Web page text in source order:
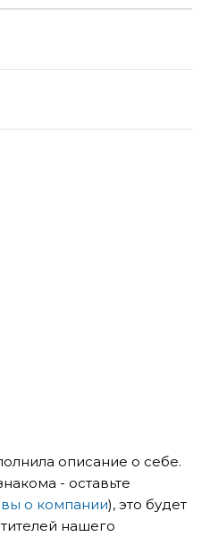
описание о себе.
- оставьте
о компании), это будет
нашего